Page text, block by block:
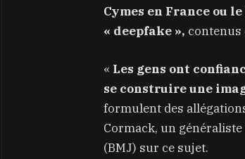
Cymes en France ou
« deepfake », contenus
« Les gens ont
se construire une
formulent des
Cormack, un
(BMJ) sur ce sujet.